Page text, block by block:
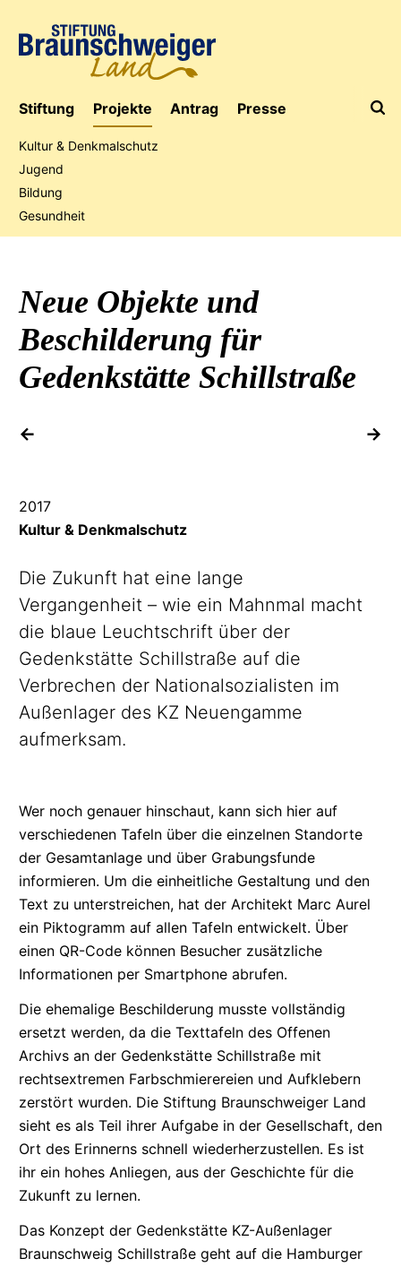
Stiftung
Jubiläumsaktion
Projekte
Kultur & Denkmalschutz
Jugend
Bildung
Gesundheit
Antrag Presse
Neue Objekte und
Beschilderung für
Gedenkstätte Schillstraße
2017
Kultur & Denkmalschutz
Die Zukunft hat eine lange
Vergangenheit – wie ein Mahnmal macht
die blaue Leuchtschrift über der
Gedenkstätte Schillstraße auf die
Verbrechen der Nationalsozialisten im
Außenlager des KZ Neuengamme
aufmerksam.
Wer noch genauer hinschaut, kann sich hier auf
verschiedenen Tafeln über die einzelnen Standorte
der Gesamtanlage und über Grabungsfunde
informieren. Um die einheitliche Gestaltung und den
Text zu unterstreichen,hat der Architekt Marc Aurel
ein Piktogramm auf allen Tafeln entwickelt. Über
einen QR-Code können Besucher zusätzliche
Informationen per Smartphone abrufen.
Die ehemalige Beschilderung musste vollständig
ersetzt werden, da die Texttafeln des Offenen
Archivs an der Gedenkstätte Schillstraße mit
rechtsextremen Farbschmierereienund Aufklebern
zerstört wurden. Die Stiftung Braunschweiger Land
sieht es als Teil ihrer Aufgabe in der Gesellschaft, den
Ort des Erinnerns schnell wiederherzustellen. Es ist
ihr ein hohes Anliegen, aus der Geschichte für die
Zukunft zu lernen.
Das Konzept der Gedenkstätte KZ-Außenlager
Braunschweig Schillstraße geht auf die Hamburger